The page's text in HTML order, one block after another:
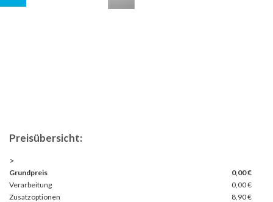
Preisübersicht:
>
Grundpreis 0,00€
Verarbeitung
0,00 €
Zusatzoptionen
8,90 €